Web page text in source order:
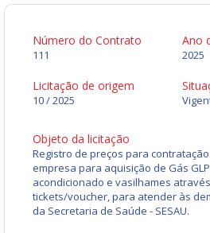
Número do Contrato
111
Ano
2025
Licitação de origem
10 / 2025
Objeto da licitação
Registro de preços para
empresa para aquisição de Gás GLP
acondicionado e vasilhames
tickets/voucher, para atender às
da Secretaria de Saúde - SESAU.